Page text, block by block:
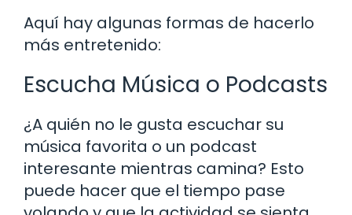
Aquí hay algunas formas de hacerlo
más entretenido:
Escucha Música o Podcasts
¿A quién no le gusta escuchar su
música favorita o un podcast
interesante mientras camina? Esto
puede hacer que el tiempo pase